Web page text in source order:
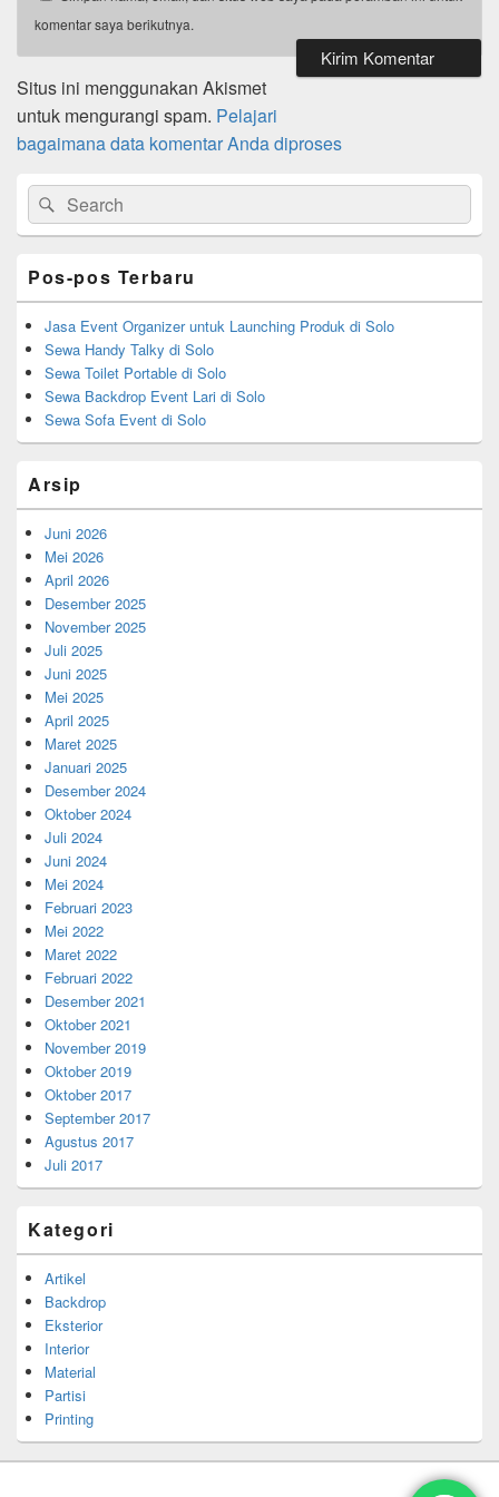
komentar saya berikutnya.
Situs ini menggunakan Akismet
untuk mengurangi spam. Pelajari
bagaimana data komentar Anda diproses
Primary
Sidebar
Widget
Area
Search
for:
Search
Pos-pos Terbaru
Jasa Event Organizer untuk Launching Produk di Solo
Sewa Handy Talky di Solo
Sewa Toilet Portable di Solo
Sewa Backdrop Event Lari di Solo
Sewa Sofa Event di Solo
Arsip
Juni 2026
Mei 2026
April 2026
Desember 2025
November 2025
Juli 2025
Juni 2025
Mei 2025
April 2025
Maret 2025
Januari 2025
Desember 2024
Oktober 2024
Juli 2024
Juni 2024
Mei 2024
Februari 2023
Mei 2022
Maret 2022
Februari 2022
Desember 2021
Oktober 2021
November 2019
Oktober 2019
Oktober 2017
September 2017
Agustus 2017
Juli 2017
Kategori
Artikel
Backdrop
Eksterior
Interior
Material
Partisi
Printing